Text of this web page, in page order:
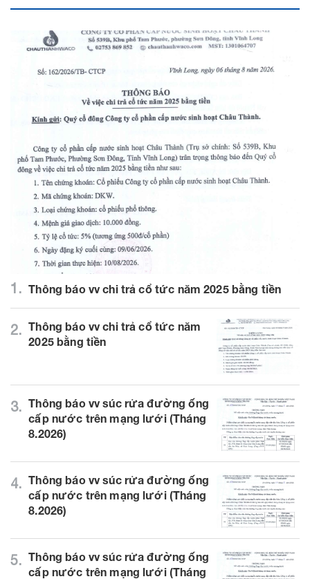
1. Thông báo vv chi trả cổ tức năm 2025 bằng tiền
2. Thông báo vv chi trả cổ tức năm
2025 bằng tiền
3. Thông báo vv súc rửa đường ống
cấp nước trên mạng lưới (Tháng
8.2026)
4. Thông báo vv súc rửa đường ống
cấp nước trên mạng lưới (Tháng
8.2026)
5. Thông báo vv súc rửa đường ống
cấp nước trên mạng lưới (Tháng